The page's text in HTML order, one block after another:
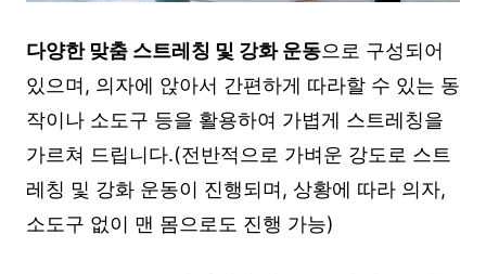
다양한 맞춤 스트레칭 및 강화 운동으로 구성되어
있으며, 의자에 앉아서 간편하게 따라할 수 있는 동
작이나 소도구 등을 활용하여 가볍게 스트레칭을
가르쳐 드립니다.(전반적으로 가벼운 강도로 스트
레칭 및 강화 운동이 진행되며, 상황에 따라 의자,
소도구 없이 맨 몸으로도 진행 가능)